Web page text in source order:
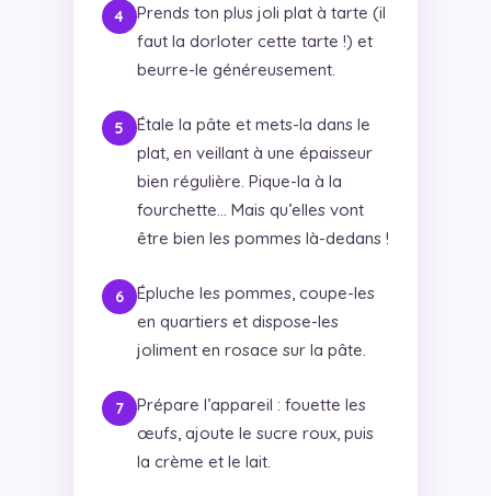
Prends ton plus joli plat à tarte (il
faut la dorloter cette tarte !) et
beurre-le généreusement.
Étale la pâte et mets-la dans le
plat, en veillant à une épaisseur
bien régulière. Pique-la à la
fourchette… Mais qu’elles vont
être bien les pommes là-dedans !
Épluche les pommes, coupe-les
en quartiers et dispose-les
joliment en rosace sur la pâte.
Prépare l’appareil : fouette les
œufs, ajoute le sucre roux, puis
la crème et le lait.